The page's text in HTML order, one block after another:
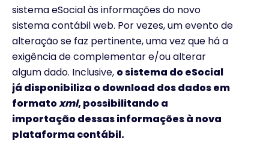
sistema eSocial às informações do novo
sistema contábil web. Por vezes, um evento de
alteração se faz pertinente, uma vez que há a
exigência de complementar e/ou alterar
algum dado. Inclusive, o sistema do eSocial
já disponibiliza o download dos dados em
formatoxml, possibilitando a
importação dessas informações à nova
plataforma contábil.